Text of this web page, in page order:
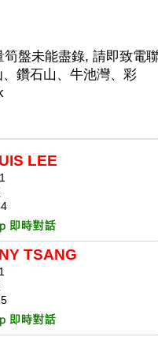
盤未能盡錄, 請即致電
鑽石山、牛池灣、彩
LEE
TSANG